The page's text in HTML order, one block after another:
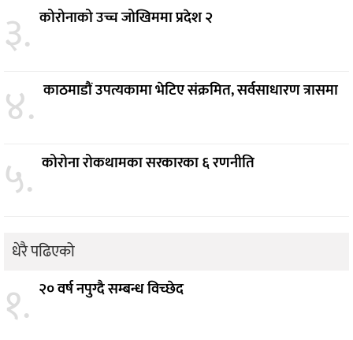
३. कोरोनाको उच्च जोखिममा प्रदेश २
४. काठमाडौं उपत्यकामा भेटिए संक्रमित, सर्वसाधारण त्रासमा
५. कोरोना रोकथामका सरकारका ६ रणनीति
धेरै पढिएको
१. २० वर्ष नपुग्दै सम्बन्ध विच्छेद